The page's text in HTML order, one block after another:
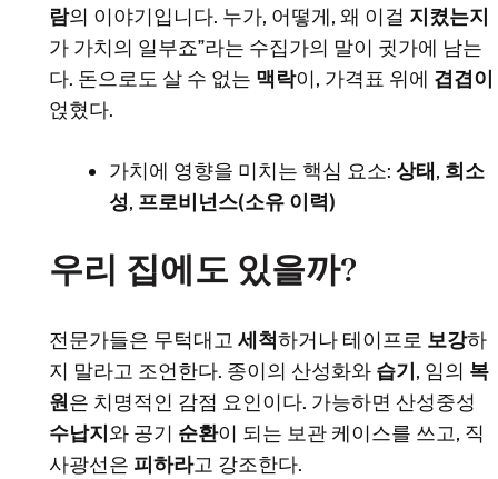
람의 이야기입니다. 누가, 어떻게, 왜 이걸 지켰는지
가 가치의 일부죠”라는 수집가의 말이 귓가에 남는
다. 돈으로도 살 수 없는 맥락이, 가격표 위에 겹겹이
얹혔다.
가치에 영향을 미치는 핵심 요소: 상태 , 희소
성, 프로비넌스(소유 이력)
우리 집에도 있을까?
전문가들은 무턱대고 세척하거나 테이프로 보강하
지 말라고 조언한다. 종이의 산성화와 습기 , 임의 복
원은 치명적인 감점 요인이다. 가능하면 산성중성
수납지 와 공기 순환이 되는 보관 케이스를 쓰고, 직
사광선은 피하라고 강조한다.